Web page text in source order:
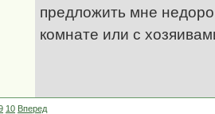
предложить мне
комнате или с
10 Вперед